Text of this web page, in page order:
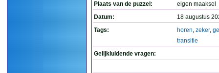
Plaats van de puzzel:
eigen maaksel
Datum:
18 augustus
Tags:
horen, zeker,
transitie
Gelijkluidende vragen: